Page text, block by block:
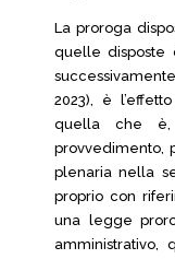
La proroga
quelle disposte
2023), è
quella che
provvedimento,
plenaria nella
proprio con
una legge
amministrativo,